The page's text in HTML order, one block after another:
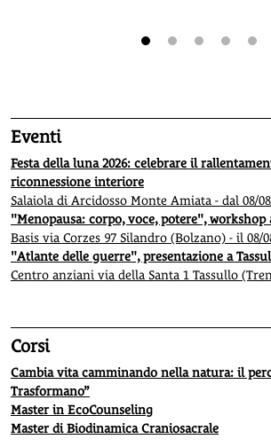
Eventi
Festa della luna 2026: celebrare il
riconnessione interiore
Salaiola di Arcidosso Monte Amiata - dal 08/
"Menopausa: corpo, voce, potere", workshop
Basis via Corzes 97 Silandro (Bolzano) - il 08/
"Atlante delle guerre", presentazione a
Centro anziani via della Santa 1 Tassullo
Corsi
Cambia vita camminando nella natura: il
Trasformano”
Master in EcoCounseling
Master di Biodinamica Craniosacrale